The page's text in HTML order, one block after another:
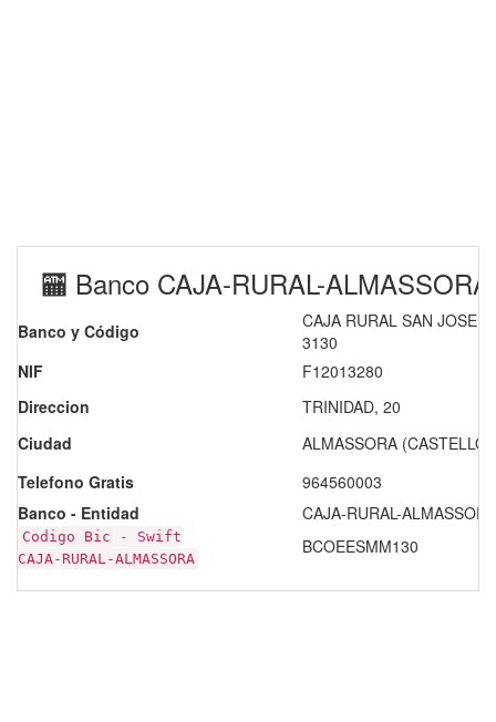
🏧 Banco CAJA-RURAL-
Banco y Código
CAJA RURAL SAN JOSE
3130
NIF
F12013280
Direccion
TRINIDAD, 20
Ciudad
ALMASSORA
Telefono Gratis
964560003
Banco - Entidad
CAJA-RURAL-
Codigo Bic - Swift
CAJA-RURAL-ALMASSORA
BCOEESMM130